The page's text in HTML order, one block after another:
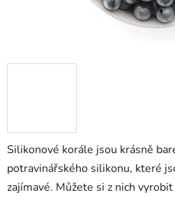
Silikonové korále jsou krásně
potravinářského silikonu, které
zajímavé. Můžete si z nich